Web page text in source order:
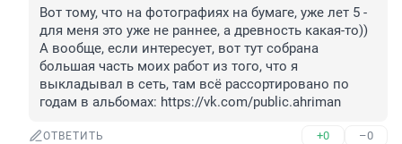
Вот тому, что на фотографиях на бумаге, уже лет 5 -
для меня это уже не раннее, а древность какая-то))
А вообще, если интересует, вот тут собрана
большая часть моих работ из того, что я
выкладывал в сеть, там всё рассортировано по
годам в альбомах: https://vk.com/public.ahriman
ОТВЕТИТЬ +0 –0